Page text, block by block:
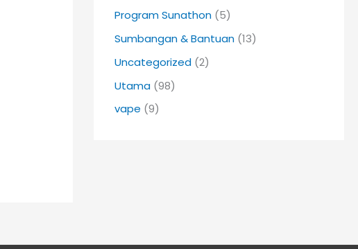
Program Sunathon(5)
Sumbangan & Bantuan(13)
Uncategorized(2)
Utama(98)
vape (9)